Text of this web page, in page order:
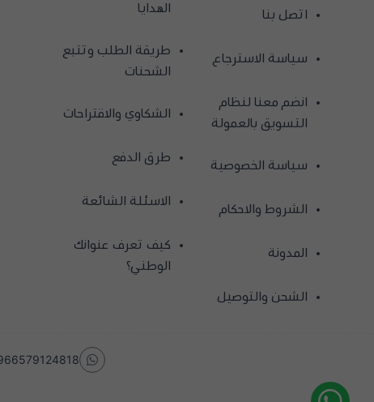
اتصل بنا
سياسة الاسترجاع
انضم معنا لنظام
التسويق بالعمولة
سياسة الخصوصية
الشروط والاحكام
المدونة
الشحن والتوصيل
الهدايا
طريقة الطلب وتتبع
الشحنات
الشكاوي والاقتراحات
طرق الدفع
الاسئلة الشائعة
كيف تعرف عنوانك
الوطني؟